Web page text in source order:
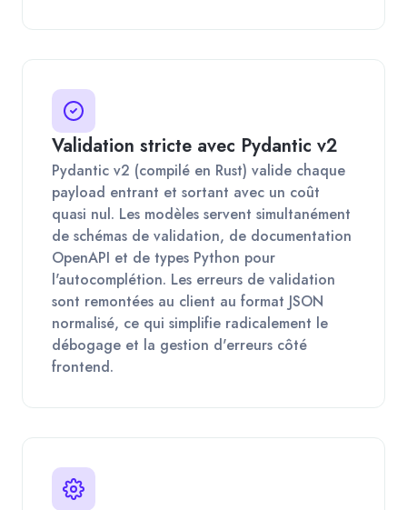
Validation stricte avec Pydantic v2
Pydantic v2 (compilé en Rust) valide chaque
payload entrant et sortant avec un coût
quasi nul. Les modèles servent simultanément
de schémas de validation, de documentation
OpenAPI et de types Python pour
l'autocomplétion. Les erreurs de validation
sont remontées au client au format JSON
normalisé, ce qui simplifie radicalement le
débogage et la gestion d'erreurs côté
frontend.